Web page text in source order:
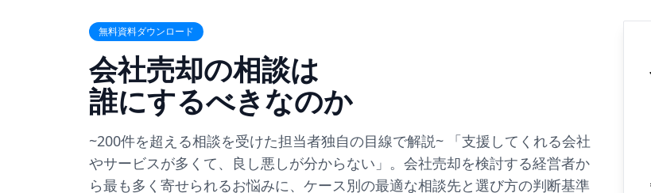
無料資料ダウンロード
会社売却の相談は
誰にするべきなのか
~200件を超える相談を受けた担当者独自の目線で解説~ 「支援してくれる会社
やサービスが多くて、良し悪しが分からない」。会社売却を検討する経営者か
ら最も多く寄せられるお悩みに、ケース別の最適な相談先と選び方の判断基準